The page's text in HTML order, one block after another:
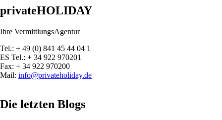
privateHOLIDAY
Ihre VermittlungsAgentur
Tel.: + 49 (0) 841 45 44 04 1
ES Tel.: + 34 922 970201
Fax: + 34 922 970200
Mail: info@privateholiday.de
Die letzten Blogs